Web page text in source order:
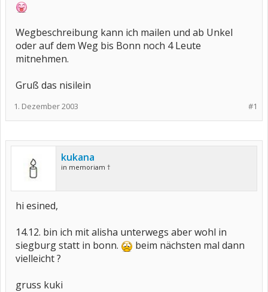
Wegbeschreibung kann ich mailen und ab Unkel
oder auf dem Weg bis Bonn noch 4 Leute
mitnehmen.
Gruß das nisilein
#1
1. Dezember 2003
kukana
in memoriam †
hi esined,
14.12. bin ich mit alisha unterwegs aber wohl in
siegburg statt in bonn.
beim nächsten mal dann
vielleicht ?
gruss kuki